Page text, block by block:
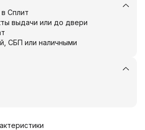
Сплит
выдачи или до двери
СБП или наличными